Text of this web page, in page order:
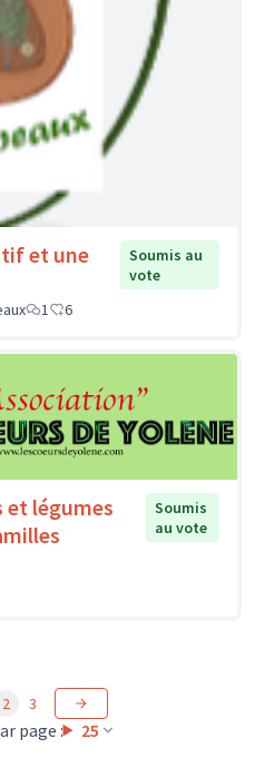
et une
Soumis au
vote
1 6
légumes
Soumis
au vote
page : 25
2 3